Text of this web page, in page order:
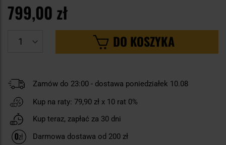
799,00 zł
DO KOSZYKA
Zamów do 23:00 - dostawa poniedziałek 10.08
Kup na raty: 79,90 zł x 10 rat 0%
Kup teraz, zapłać za 30 dni
Darmowa dostawa od 200 zł